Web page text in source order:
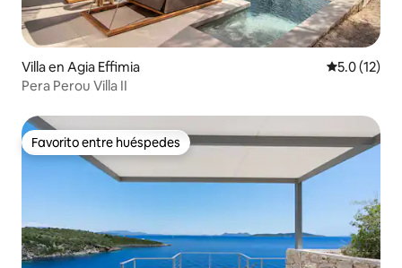
Villa en Agia Effimia Calificación
5.0 (12)
Pera Perou Villa II
Favorito entre huéspedes
Favorito entre huéspedes